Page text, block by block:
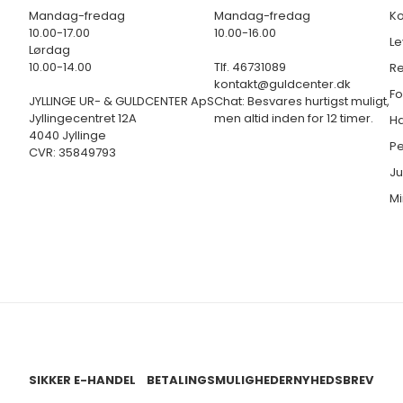
Mandag-fredag
10.00-17.00
Lørdag
10.00-14.00
JYLLINGE UR- & GULDCENTER ApS
Jyllingecentret 12A
4040 Jyllinge
CVR: 35849793
Mandag-fredag
10.00-16.00
Tlf. 46731089
kontakt@guldcenter.dk
Chat: Besvares hurtigst muligt,
men altid inden for 12 timer.
SIKKER E-HANDEL BETALINGSMULIGHEDERNYHEDSBREV